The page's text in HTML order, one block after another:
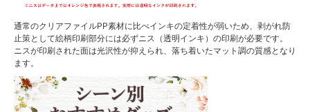
通常のクリアファイルPP素材に比べインキの定着性が弱いため、剥がれ防
止策として絵柄印刷部分には必ずニス（透明インキ）の印刷が必要です。
ニスが印刷された面は光沢性が抑えられ、落ち着いたマット調の質感となり
ます。